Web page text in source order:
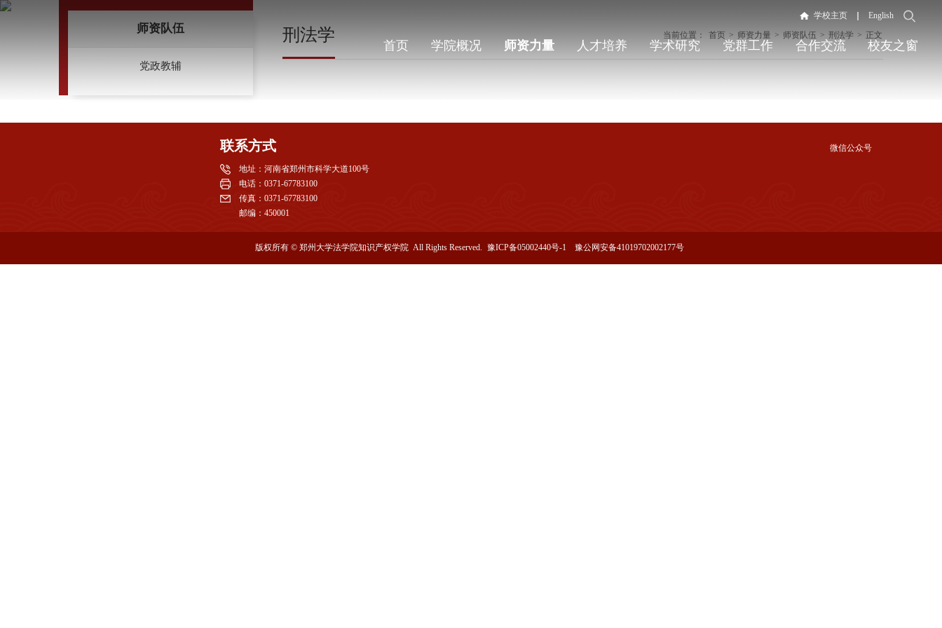
学校主页 English
首页 学院概况 师资力量 人才培养 学术研究 党群工作 合作交流 校友之窗
师资队伍
党政教辅
刑法学 当前位置： 首页 > 师资力量 > 师资队伍 > 刑法学 > 正文
联系方式
地址：河南省郑州市科学大道100号
电话：0371-67783100
传真：0371-67783100
邮编：450001
微信公众号
版权所有 © 郑州大学法学院知识产权学院 All Rights Reserved. 豫ICP备05002440号-1 豫公网安备41019702002177号